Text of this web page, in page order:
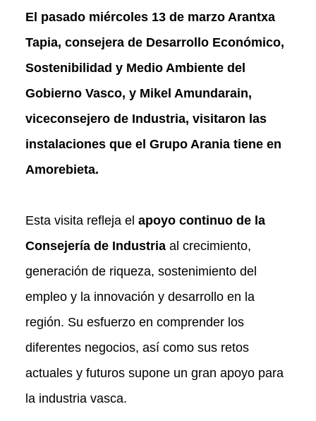
El pasado miércoles 13 de marzo Arantxa
Tapia, consejera de Desarrollo Económico,
Sostenibilidad y Medio Ambiente del
Gobierno Vasco, y Mikel Amundarain,
viceconsejero de Industria, visitaron las
instalaciones que el Grupo Arania tiene en
Amorebieta.
Esta visita refleja el apoyo continuo de la
Consejería de Industriaal crecimiento,
generación de riqueza, sostenimiento del
empleo y la innovación y desarrollo en la
región. Su esfuerzo en comprender los
diferentes negocios, así como sus retos
actuales y futuros supone un gran apoyo para
la industria vasca.